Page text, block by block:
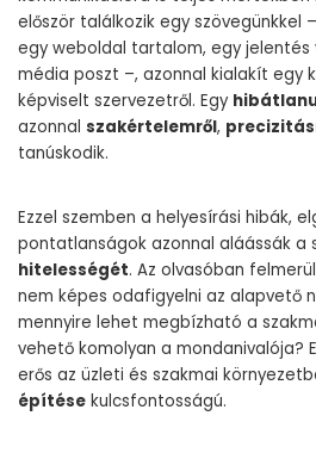
először találkozik egy szövegünkkel
egy weboldal tartalom, egy jelentés
média poszt –, azonnal kialakít egy
képviselt szervezetről. Egy
azonnal szakértelemről,
tanúskodik.
Ezzel szemben a helyesírási hibák,
pontatlanságok azonnal aláássák a
hitelességét. Az olvasóban
nem képes odafigyelni az alapvető
mennyire lehet megbízható a
vehető komolyan a mondanivalója?
erős az üzleti és szakmai
építése kulcsfontosságú.